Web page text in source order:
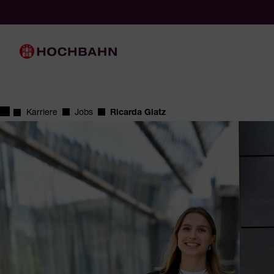
Hauptnavigation
Startseite
Karriere Jobs Ricarda Glatz